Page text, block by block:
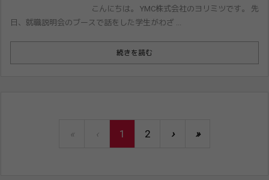
こんにちは。 YMC株式会社のヨリミツです。 先
日、就職説明会のブースで話をした学生がわざ ...
続きを読む
« ‹ 1 2 › »